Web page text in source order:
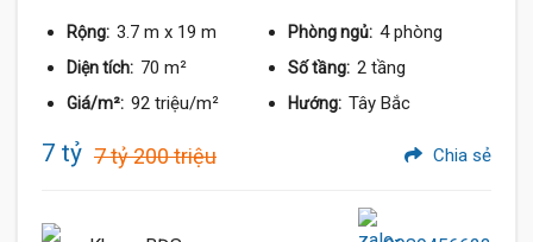
Rộng: 3.7 m x 19 m Phòng ngủ: 4 phòng
Diện tích: 70 m² Số tầng: 2 tầng
Giá/m²: 92 triệu/m² Hướng: Tây Bắc
7 tỷ 7 tỷ 200 triệu Chia sẻ